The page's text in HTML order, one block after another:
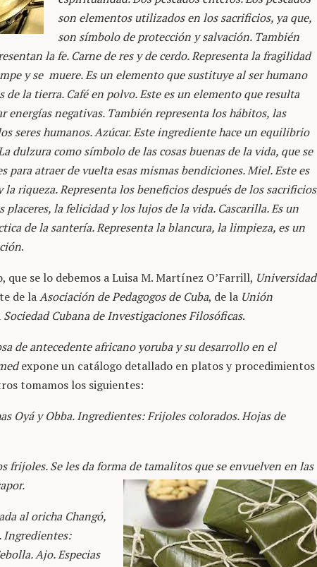
son elementos utilizados en los sacrificios, ya que,
son símbolo de protección y salvación. También
la fe. Carne de res y de cerdo. Representa la fragilidad
y se muere. Es un elemento que sustituye al ser humano
la tierra. Café en polvo. Este es un elemento que resulta
energías negativas. También representa los hábitos, las
seres humanos. Azúcar. Este ingrediente hace un equilibrio
dulzura como símbolo de las cosas buenas de la vida, que se
para atraer de vuelta esas mismas bendiciones. Miel. Este es
riqueza. Representa los beneficios después de los sacrificios
la felicidad y los lujos de la vida. Cascarilla. Es un
de la santería. Representa la blancura, la limpieza, es un
.
se lo debemos a Luisa M. Martínez O’Farrill, Universidad
de laAsociación de Pedagogos de Cuba, de la Unión
Sociedad Cubana de Investigaciones Filosóficas.
de antecedente africano yoruba y su desarrollo en el
expone un catálogo detallado en platos y procedimientos
tomamos los siguientes:
Oyá y Obba. Ingredientes: Frijoles colorados. Hojas de
frijoles. Se les da forma de tamalitos que se envuelven en las
al oricha Changó,
Ingredientes:
Ajo. Especias